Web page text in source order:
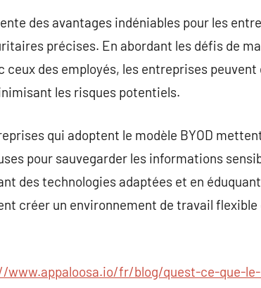
des avantages indéniables pour les
précises. En abordant les défis de
ceux des employés, les entreprises
les risques potentiels.
qui adoptent le modèle BYOD
pour sauvegarder les informations
des technologies adaptées et en
créer un environnement de travail flexible
www.appaloosa.io/fr/blog/quest-ce-que-